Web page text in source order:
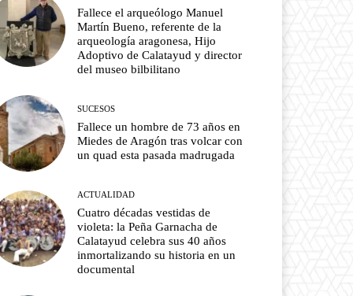
Fallece el arqueólogo Manuel
Martín Bueno, referente de la
arqueología aragonesa, Hijo
Adoptivo de Calatayud y director
del museo bilbilitano
SUCESOS
Fallece un hombre de 73 años en
Miedes de Aragón tras volcar con
un quad esta pasada madrugada
ACTUALIDAD
Cuatro décadas vestidas de
violeta: la Peña Garnacha de
Calatayud celebra sus 40 años
inmortalizando su historia en un
documental